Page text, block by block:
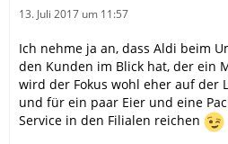
13. Juli 2017 um 11:57
Ich nehme ja an, dass Aldi beim
den Kunden im Blick hat, der ein
wird der Fokus wohl eher auf der
und für ein paar Eier und eine
Service in den Filialen reichen